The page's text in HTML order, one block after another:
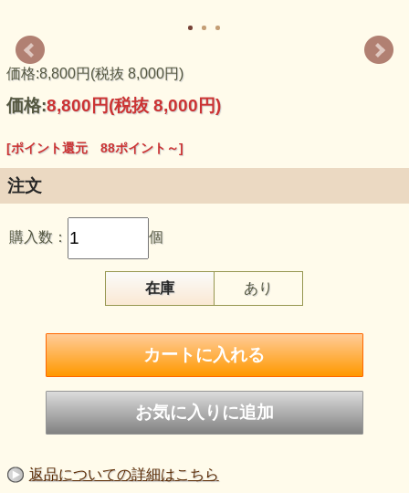
グです。 日本の名匠、栃木レザー（株）製の革をふんだん
に使ったこだわりの品。
価格:8,800円(税抜 8,000円)
価格:8,800円(税抜 8,000円)
[ポイント還元 88ポイント～]
注文
購入数： 個
在庫 あり
返品についての詳細はこちら